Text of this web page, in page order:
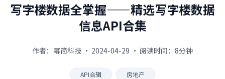
写字楼数据全掌握——精选写字楼数据
信息API合集
作者：幂简科技 · 2024-04-29 · 阅读时间：8分钟
API合辑 房地产